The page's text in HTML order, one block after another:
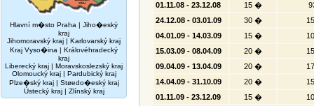
Hlavní m�sto Praha | Jiho�eský
kraj
Jihomoravský kraj | Karlovarský kraj
Kraj Vyso�ina | Královéhradecký
kraj
Liberecký kraj | Moravskoslezský kraj
Olomoucký kraj| Pardubický kraj
Plze�ský kraj| Støedo�eský kraj
Ústecký kraj| Zlínský kraj
01.11.08 - 23.12.08 15 �
24.12.08 - 03.01.09
30 �
04.01.09 - 14.03.09
15 �
15.03.09 - 08.04.09
20 �
09.04.09 - 13.04.09
20 �
14.04.09 - 31.10.09
20 �
01.11.09 - 23.12.09
15 �